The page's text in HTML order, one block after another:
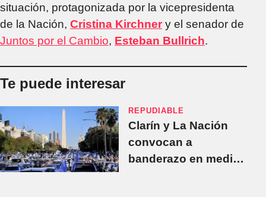
situación, protagonizada por la vicepresidenta
de la Nación, Cristina Kirchner y el senador de
Juntos por el Cambio, Esteban Bullrich.
Te puede interesar
REPUDIABLE
Clarín y La Nación
convocan a
banderazo en medio